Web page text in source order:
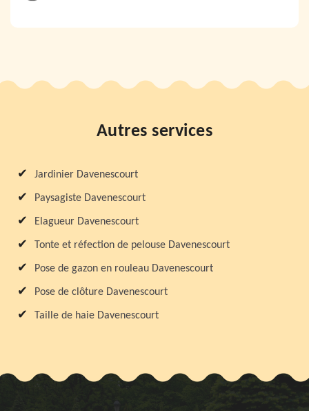
Autres services
Jardinier Davenescourt
Paysagiste Davenescourt
Elagueur Davenescourt
Tonte et réfection de pelouse Davenescourt
Pose de gazon en rouleau Davenescourt
Pose de clôture Davenescourt
Taille de haie Davenescourt